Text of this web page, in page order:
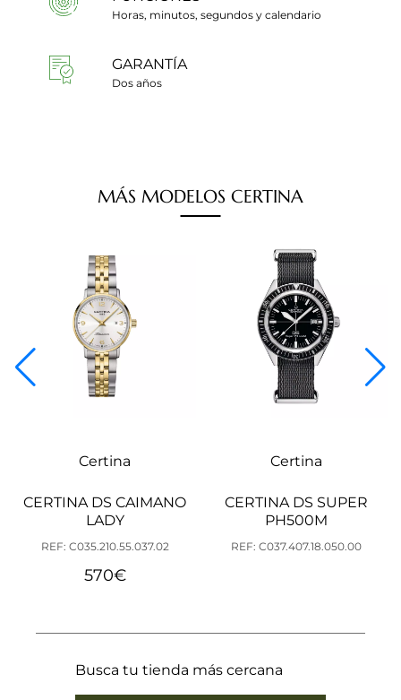
Horas, minutos, segundos y calendario
GARANTÍA
Dos años
MÁS MODELOS CERTINA
Certina
CERTINA DS CAIMANO
LADY
REF: C035.210.55.037.02
570€
Certina
CERTINA DS SUPER
PH500M
REF: C037.407.18.050.00
Busca tu tienda más cercana